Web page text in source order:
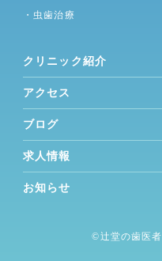
・虫歯治療
クリニック紹介
アクセス
ブログ
求人情報
お知らせ
©︎辻堂の歯医者